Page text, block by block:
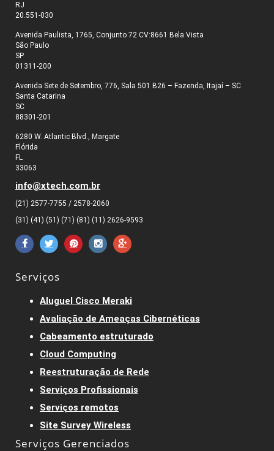
RJ
20.551-030
Avenida Paulista, 1765, Conjunto 72 CV:8661 Bela Vista
São Paulo
SP
01311-200
Avenida Sete de Setembro, 776, Sala 501 B26 – Fazenda, Itajaí – SC
Santa Catarina
SC
88301-201
6280 W. Atlantic Blvd., Margate
Flórida
FL
33063
info@xtech.com.br
(21) 2577-7755 / 2578-2060
(31) (41) (51) (71) (81) (11) 2626-9593
Serviços
Aluguel Cisco Meraki
Avaliação de Ameaças Cibernéticas
Cabeamento estruturado
Cloud Computing
Reestruturação de Rede
Serviços Profissionais
Serviços remotos
Site Survey Wireless
Serviços Gerenciados